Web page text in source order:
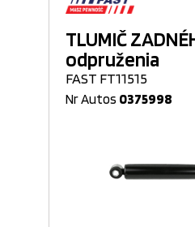
TLUMIČ
odpruženia
FAST FT11515
Nr Autos 0375998